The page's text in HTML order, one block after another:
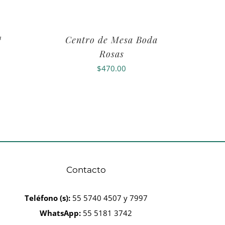
Centro de Mesa Boda
Rosas
$470.00
Contacto
Teléfono (s):55 5740 4507 y 7997
WhatsApp: 55 5181 3742